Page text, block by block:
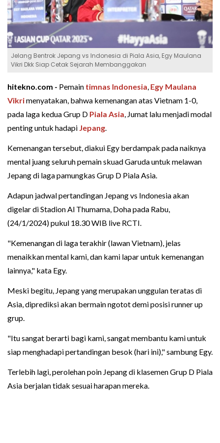
Jelang Bentrok Jepang vs Indonesia di Piala Asia, Egy Maulana
Vikri Dkk Siap Cetak Sejarah Membanggakan
hitekno.com - Pemain timnas Indonesia, Egy Maulana
Vikrimenyatakan, bahwa kemenangan atas Vietnam 1-0,
pada laga kedua Grup D Piala Asia, Jumat lalu menjadi modal
penting untuk hadapi Jepang.
Kemenangan tersebut, diakui Egy berdampak pada naiknya
mental juang seluruh pemain skuad Garuda untuk melawan
Jepang di laga pamungkas Grup D Piala Asia.
Adapun jadwal pertandingan Jepang vs Indonesia akan
digelar di Stadion Al Thumama, Doha pada Rabu,
(24/1/2024) pukul 18.30 WIB live RCTI.
"Kemenangan di laga terakhir (lawan Vietnam), jelas
menaikkan mental kami, dan kami lapar untuk kemenangan
lainnya," kata Egy.
Meski begitu, Jepang yang merupakan unggulan teratas di
Asia, diprediksi akan bermain ngotot demi posisi runner up
grup.
"Itu sangat berarti bagi kami, sangat membantu kami untuk
siap menghadapi pertandingan besok (hari ini)," sambung Egy.
Terlebih lagi, perolehan poin Jepang di klasemen Grup D Piala
Asia berjalan tidak sesuai harapan mereka.